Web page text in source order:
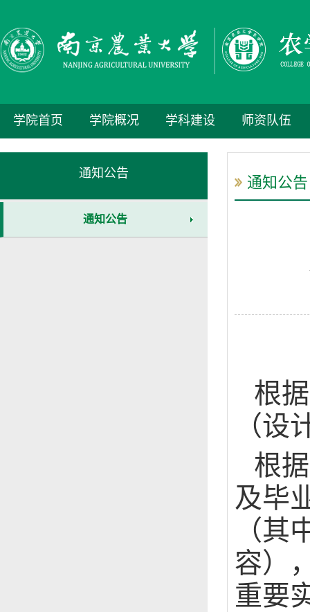
学院首页 学院概况 学科建设 师资队伍
通知公告
通知公告
通知公告
根
（
根
及毕
（
容）
重要